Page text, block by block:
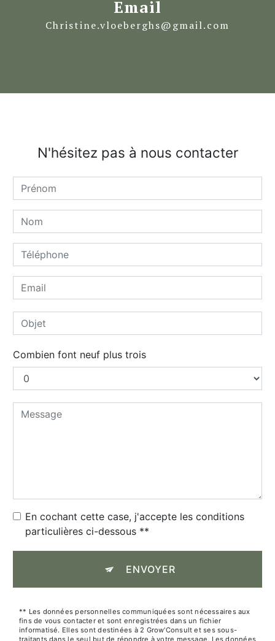
Email
christine.vloeberghs@gmail.com
N'hésitez pas à nous contacter
Combien font neuf plus trois
En cochant cette case, j'accepte les conditions
particulières ci-dessous **
ENVOYER
** Les données personnelles communiquées sont nécessaires aux
fins de vous contacter et sont enregistrées dans un fichier
informatisé. Elles sont destinées à 2 Grow'Consult et ses sous-
traitants dans le seul but de répondre à votre message. Les données